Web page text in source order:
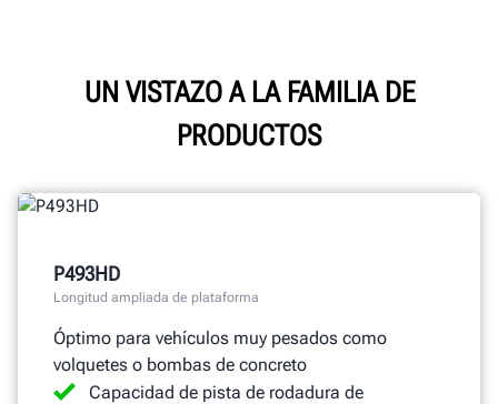
Documentos
Obtenga un presupuesto gratuito
UN VISTAZO A LA FAMILIA DE
PRODUCTOS
P493HD
Longitud ampliada de plataforma
Óptimo para vehículos muy pesados como
volquetes o bombas de concreto
Capacidad de pista de rodadura de